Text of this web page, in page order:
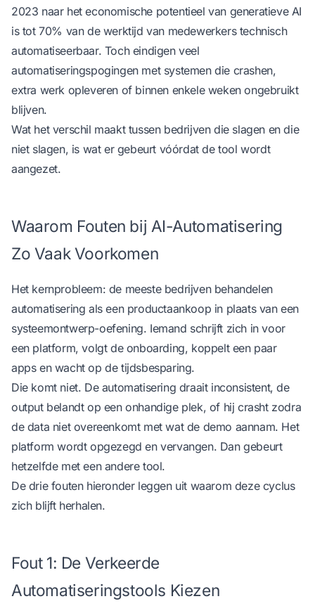
2023 naar het economische potentieel van generatieve AI
is tot 70% van de werktijd van medewerkers technisch
automatiseerbaar. Toch eindigen veel
automatiseringspogingen met systemen die crashen,
extra werk opleveren of binnen enkele weken ongebruikt
blijven.
Wat het verschil maakt tussen bedrijven die slagen en die
niet slagen, is wat er gebeurt vóórdat de tool wordt
aangezet.
Waarom Fouten bij AI-Automatisering
Zo Vaak Voorkomen
Het kernprobleem: de meeste bedrijven behandelen
automatisering als een productaankoop in plaats van een
systeemontwerp-oefening. Iemand schrijft zich in voor
een platform, volgt de onboarding, koppelt een paar
apps en wacht op de tijdsbesparing.
Die komt niet. De automatisering draait inconsistent, de
output belandt op een onhandige plek, of hij crasht zodra
de data niet overeenkomt met wat de demo aannam. Het
platform wordt opgezegd en vervangen. Dan gebeurt
hetzelfde met een andere tool.
De drie fouten hieronder leggen uit waarom deze cyclus
zich blijft herhalen.
Fout 1: De Verkeerde
Automatiseringstools Kiezen